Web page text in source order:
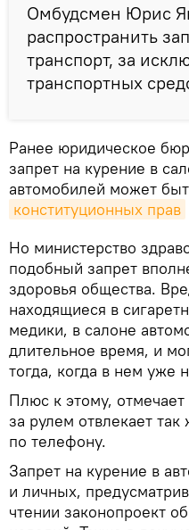
Омбудсмен Юрис
распространить
транспорт, за
транспортных
Ранее юридическое
запрет на курение в
автомобилей может
конституционных прав
Но министерство
подобный запрет
здоровья общества.
находящиеся в
медики, в салоне
длительное время, и
тогда, когда в нем уже
Плюс к этому,
за рулем отвлекает
по телефону.
Запрет на курение в
и личных,
чтении законопроект